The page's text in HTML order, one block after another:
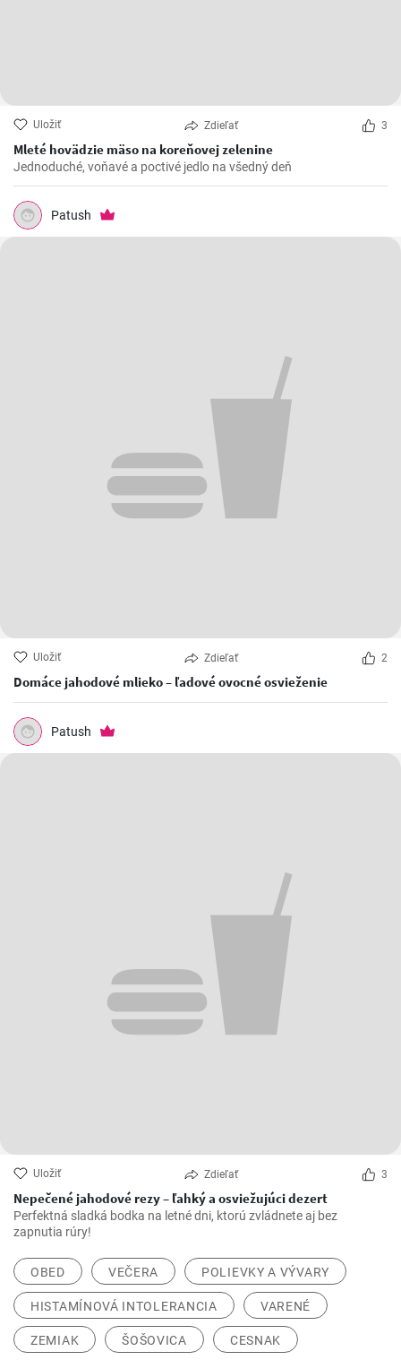
Uložiť Zdieľať 3
Mleté hovädzie mäso na koreňovej zelenine
Jednoduché, voňavé a poctivé jedlo na všedný deň
Patush
Uložiť Zdieľať 2
Domáce jahodové mlieko – ľadové ovocné osvieženie
Patush
Uložiť Zdieľať 3
Nepečené jahodové rezy – ľahký a osviežujúci dezert
Perfektná sladká bodka na letné dni, ktorú zvládnete aj bez
zapnutia rúry!
OBED VEČERA POLIEVKY A VÝVARY
HISTAMÍNOVÁ INTOLERANCIA VARENÉ
ZEMIAK ŠOŠOVICA CESNAK